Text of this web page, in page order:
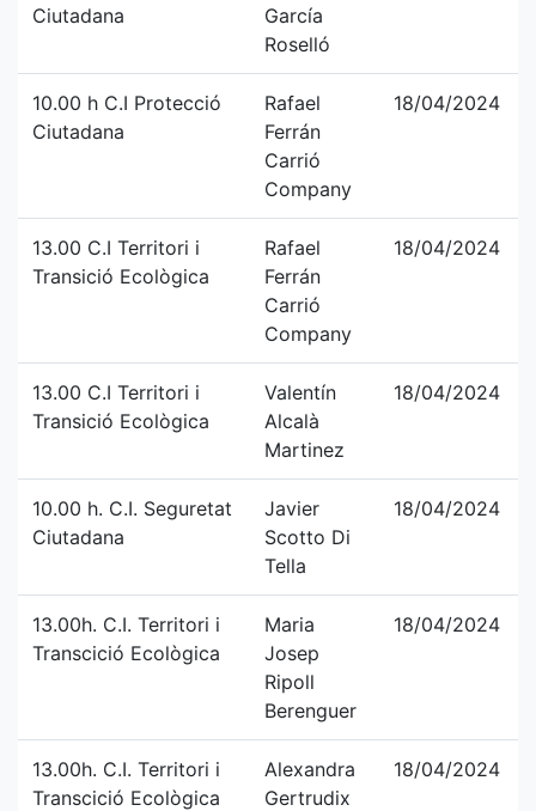
Ciutadana
García
Roselló
10.00 h C.I Protecció
Ciutadana
Rafael
Ferrán
Carrió
Company
18/04/2024
13.00 C.I Territori i
Transició Ecològica
Rafael
Ferrán
Carrió
Company
18/04/2024
13.00 C.I Territori i
Transició Ecològica
Valentín
Alcalà
Martinez
18/04/2024
10.00 h. C.I. Seguretat
Ciutadana
Javier
Scotto Di
Tella
18/04/2024
13.00h. C.I. Territori i
Transcició Ecològica
Maria
Josep
Ripoll
Berenguer
18/04/2024
13.00h. C.I. Territori i
Transcició Ecològica
Alexandra
Gertrudix
18/04/2024